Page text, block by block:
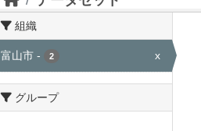
組織
富山市 - 2 x
グループ